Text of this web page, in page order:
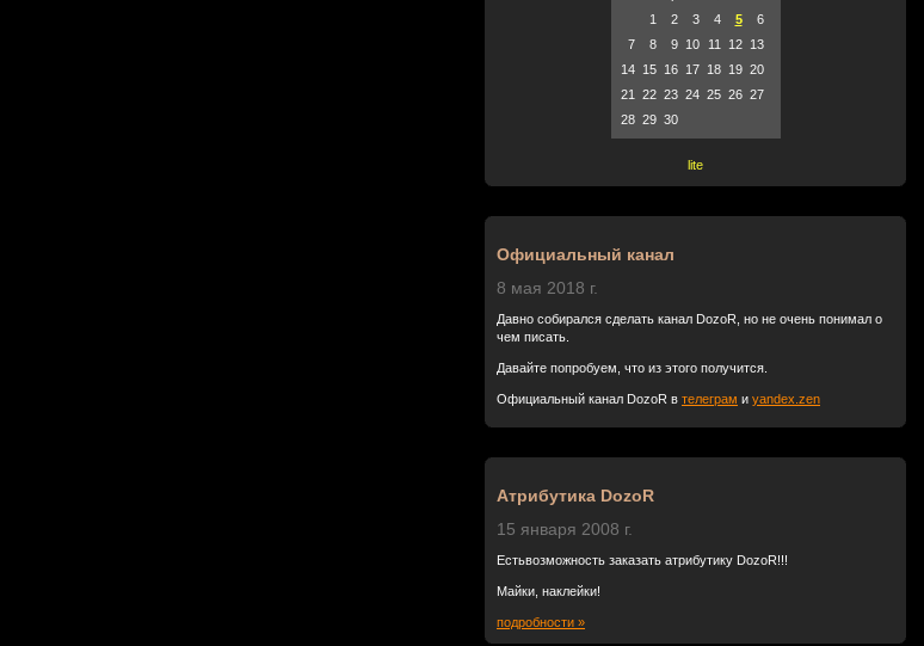
1
2 3 4 5
6
7
8 9 10 11 12
13
14
15 16 17 18 19 20
21
22 23 24 25 26 27
28 29 30
lite
Официальный канал
8 мая 2018 г.
Давно собирался сделать канал DozoR, но не очень понимал о
чем писать.
Давайте попробуем, что из этого получится.
Официальный канал DozoR в телеграм и yandex.zen
Атрибутика DozoR
15 января 2008 г.
Естьвозможность заказать атрибутику DozoR!!!
Майки, наклейки!
подробности »